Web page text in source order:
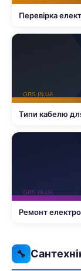
Перевірка
Типи кабелю
Ремонт
🔧